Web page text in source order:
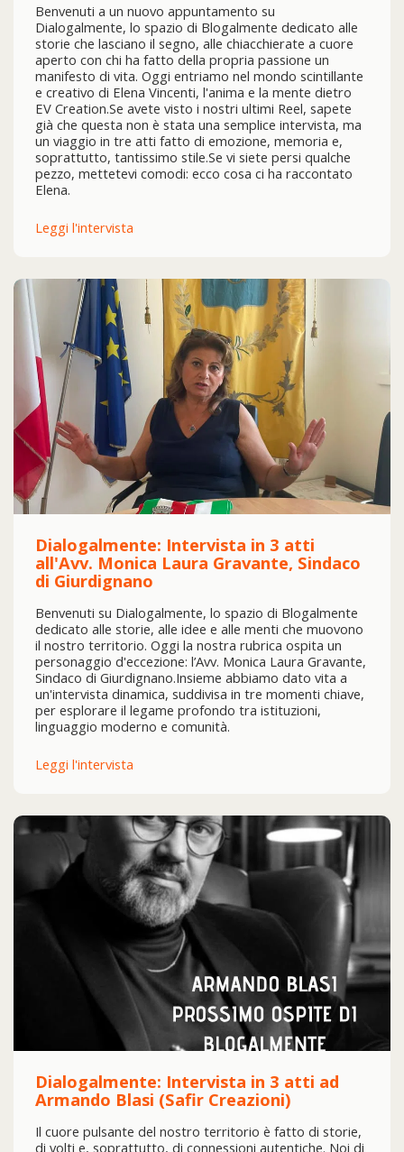
Benvenuti a un nuovo appuntamento su
Dialogalmente, lo spazio di Blogalmente dedicato alle
storie che lasciano il segno, alle chiacchierate a cuore
aperto con chi ha fatto della propria passione un
manifesto di vita. Oggi entriamo nel mondo scintillante
e creativo di Elena Vincenti, l'anima e la mente dietro
EV Creation.Se avete visto i nostri ultimi Reel, sapete
già che questa non è stata una semplice intervista, ma
un viaggio in tre atti fatto di emozione, memoria e,
soprattutto, tantissimo stile.Se vi siete persi qualche
pezzo, mettetevi comodi: ecco cosa ci ha raccontato
Elena.
Leggi l'intervista
Dialogalmente: Intervista in 3 atti
all'Avv. Monica Laura Gravante, Sindaco
di Giurdignano
Benvenuti su Dialogalmente, lo spazio di Blogalmente
dedicato alle storie, alle idee e alle menti che muovono
il nostro territorio. Oggi la nostra rubrica ospita un
personaggio d'eccezione: l’Avv. Monica Laura Gravante,
Sindaco di Giurdignano.Insieme abbiamo dato vita a
un'intervista dinamica, suddivisa in tre momenti chiave,
per esplorare il legame profondo tra istituzioni,
linguaggio moderno e comunità.
Leggi l'intervista
Dialogalmente: Intervista in 3 atti ad
Armando Blasi (Safir Creazioni)
Il cuore pulsante del nostro territorio è fatto di storie,
di volti e, soprattutto, di connessioni autentiche. Noi di